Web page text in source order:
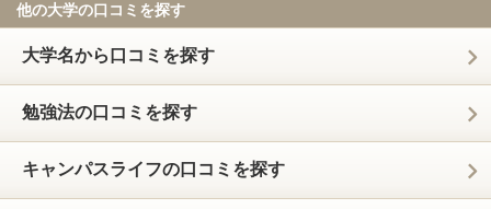
他の大学の口コミを探す
大学名から口コミを探す
勉強法の口コミを探す
キャンパスライフの口コミを探す